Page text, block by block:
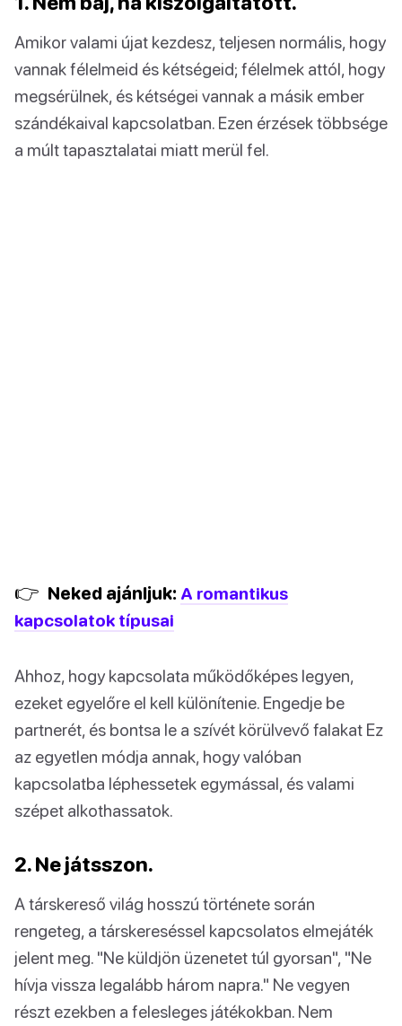
Amikor valami újat kezdesz, teljesen normális, hogy
vannak félelmeid és kétségeid; félelmek attól, hogy
megsérülnek, és kétségei vannak a másik ember
szándékaival kapcsolatban. Ezen érzések többsége
a múlt tapasztalatai miatt merül fel.
👉 Neked ajánljuk: A romantikus
kapcsolatok típusai
Ahhoz, hogy kapcsolata működőképes legyen,
ezeket egyelőre el kell különítenie. Engedje be
partnerét, és bontsa le a szívét körülvevő falakat Ez
az egyetlen módja annak, hogy valóban
kapcsolatba léphessetek egymással, és valami
szépet alkothassatok.
2. Ne játsszon.
A társkereső világ hosszú története során
rengeteg, a társkereséssel kapcsolatos elmejáték
jelent meg. "Ne küldjön üzenetet túl gyorsan", "Ne
hívja vissza legalább három napra." Ne vegyen
részt ezekben a felesleges játékokban. Nem